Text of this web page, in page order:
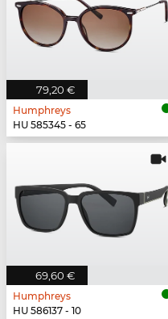
79,20 €
Humphreys
HU 585345 - 65
69,60 €
Humphreys
HU 586137 - 10